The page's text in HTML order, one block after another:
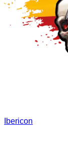
Ibericon